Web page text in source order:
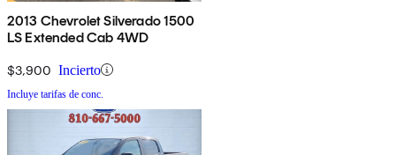
2013 Chevrolet Silverado 1500
LS Extended Cab 4WD
$3,900 Incierto
Incluye tarifas de conc.